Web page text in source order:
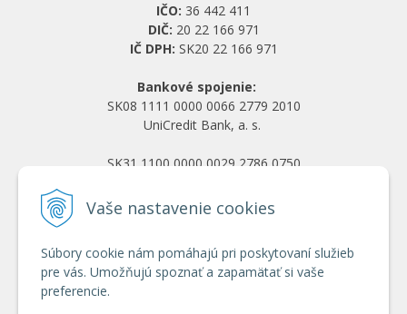
Vaše nastavenie cookies
Súbory cookie nám pomáhajú pri poskytovaní služieb
pre vás. Umožňujú spoznať a zapamätať si vaše
preferencie.
IČO: 36 442 411
DIČ: 20 22 166 971
IČ DPH: SK20 22 166 971
Bankové spojenie:
SK08 1111 0000 0066 2779 2010
UniCredit Bank, a. s.
SK31 1100 0000 0029 2786 0750
Obchodné podmienky
Ochrana osobných údajov